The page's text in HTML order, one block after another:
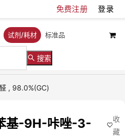
免费注册 登录
试剂/耗材 标准品
搜索
, 98.0%(GC)
基-9H-咔唑-3-
收
藏